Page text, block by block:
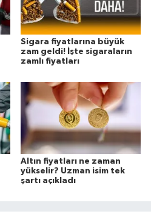
Sigara fiyatlarına büyük
zam geldi! İşte sigaraların
zamlı fiyatları
Altın fiyatları ne zaman
yükselir? Uzman isim tek
şartı açıkladı